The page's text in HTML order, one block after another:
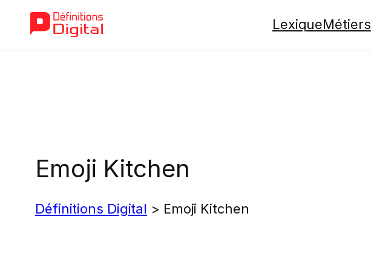
LexiqueMétiers
Emoji Kitchen
Définitions Digital > Emoji Kitchen